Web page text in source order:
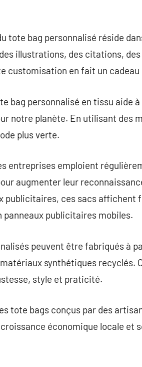
tote bag personnalisé réside
illustrations, des citations,
customisation en fait un cadeau
bag personnalisé en tissu aide
notre planète. En utilisant des
plus verte.
entreprises emploient
augmenter leur
publicitaires, ces sacs affichent
panneaux publicitaires mobiles.
peuvent être fabriqués à
synthétiques recyclés.
style et praticité.
tote bags conçus par des
économique locale et